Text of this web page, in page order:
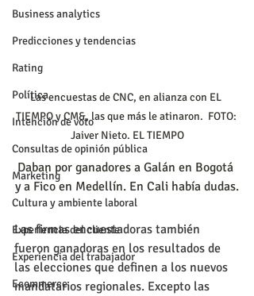
Business analytics
Predicciones y tendencias
Rating
Política
Intención de voto
Consultas de opinión pública
Marketing
Cultura y ambiente laboral
Experiencia del cliente
Experiencia del trabajador
Ecommerce
Las encuestas de CNC, en alianza con EL
TIEMPO y CM&, las que más le atinaron.  FOTO:
Jaiver Nieto. EL TIEMPO
Daban por ganadores a Galán en Bogotá
y a Fico en Medellín. En Cali había dudas.
Las firmas encuestadoras también
fueron ganadoras en los resultados de
las elecciones que definen a los nuevos
mandatarios regionales. Excepto las